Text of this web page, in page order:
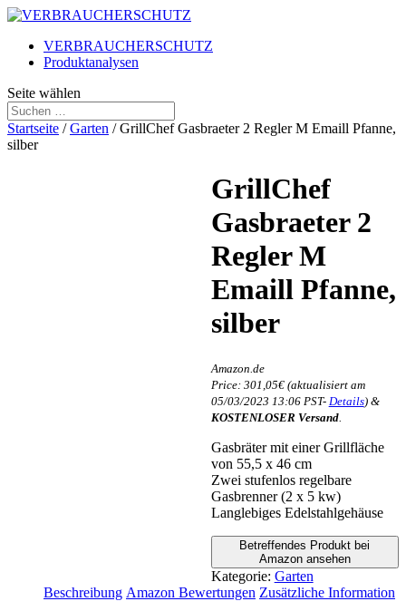
VERBRAUCHERSCHUTZ
Produktanalysen
Seite wählen
Startseite /Garten / GrillChef Gasbraeter 2 Regler M Emaill Pfanne,
silber
GrillChef
Gasbraeter 2
Regler M
Emaill Pfanne,
silber
Amazon.de
Price: 301,05€(aktualisiert am
05/03/2023 13:06 PST- Details) &
KOSTENLOSER Versand.
Gasbräter mit einer Grillfläche
von 55,5 x 46 cm
Zwei stufenlos regelbare
Gasbrenner (2 x 5 kw)
Langlebiges Edelstahlgehäuse
Betreffendes Produkt bei
Amazon ansehen
Kategorie: Garten
Beschreibung Amazon Bewertungen Zusätzliche Information